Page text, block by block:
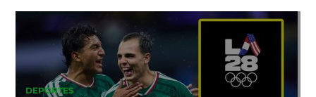
DEPORTES